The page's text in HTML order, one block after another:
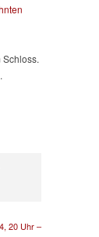
20 Uhr –